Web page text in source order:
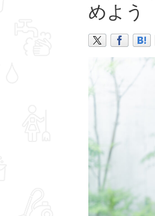
めよう